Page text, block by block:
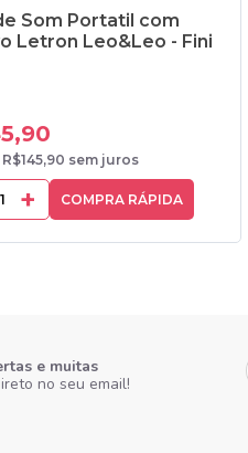
Som Portatil com
Letron Leo&Leo - Fini
R$145,90 sem juros
+ COMPRA RÁPIDA
e muitas
no seu email!